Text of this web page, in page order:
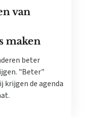
van
maken
beter
"Beter"
krijgen de agenda